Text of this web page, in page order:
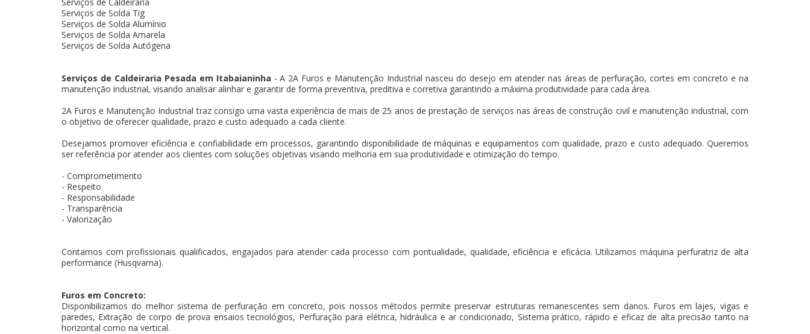
Serviços de Solda Tig
Serviços de Solda Alumínio
Serviços de Solda Amarela
Serviços de Solda Autógena
Serviços de Caldeiraria Pesada em Itabaianinha - A 2A Furos e Manutenção Industrial nasceu do desejo em atender nas áreas de perfuração, cortes em concreto e na
manutenção industrial, visando analisar alinhar e garantir de forma preventiva, preditiva e corretiva garantindo a máxima produtividade para cada área.
2A Furos e Manutenção Industrial traz consigo uma vasta experiência de mais de 25 anos de prestação de serviços nas áreas de construção civil e manutenção industrial, com
o objetivo de oferecer qualidade, prazo e custo adequado a cada cliente.
Desejamos promover eficiência e confiabilidade em processos, garantindo disponibilidade de máquinas e equipamentos com qualidade, prazo e custo adequado. Queremos
ser referência por atender aos clientes com soluções objetivas visando melhoria em sua produtividade e otimização do tempo.
- Comprometimento
- Respeito
- Responsabilidade
- Transparência
- Valorização
Contamos com profissionais qualificados, engajados para atender cada processo com pontualidade, qualidade, eficiência e eficácia. Utilizamos máquina perfuratriz de alta
performance (Husqvarna).
Furos em Concreto:
Disponibilizamos do melhor sistema de perfuração em concreto, pois nossos métodos permite preservar estruturas remanescentes sem danos. Furos em lajes, vigas e
paredes, Extração de corpo de prova ensaios tecnológios, Perfuração para elétrica, hidráulica e ar condicionado, Sistema prático, rápido e eficaz de alta precisão tanto na
horizontal como na vertical.